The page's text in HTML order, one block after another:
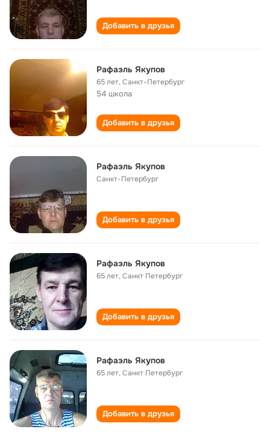
Добавить в друзья
Рафаэль Якупов
65 лет,Санкт-Петербург
54 школа
Добавить в друзья
Рафаэль Якупов
Санкт-Петербург
Добавить в друзья
Рафаэль Якупов
65 лет,Санкт Петербург
Добавить в друзья
Рафаэль Якупов
65 лет,Санкт Петербург
Добавить в друзья